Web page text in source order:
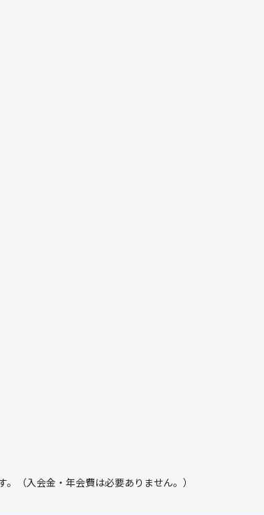
（入会金・年会費は必要ありません。）